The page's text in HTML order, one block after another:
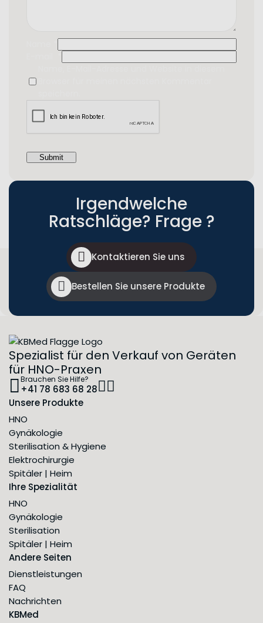
Irgendwelche
Ratschläge? Frage ?
Kontaktieren Sie uns
Bestellen Sie unsere Produkte
Spezialist für den Verkauf von Geräten
für HNO-Praxen
Brauchen Sie Hilfe?
+41 78 683 68 28
Unsere Produkte
HNO
Gynäkologie
Sterilisation & Hygiene
Elektrochirurgie
Spitäler | Heim
Ihre Spezialität
HNO
Gynäkologie
Sterilisation
Spitäler | Heim
Andere Seiten
Dienstleistungen
FAQ
Nachrichten
KBMed